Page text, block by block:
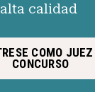
alta calidad
COMO
CONCURSO